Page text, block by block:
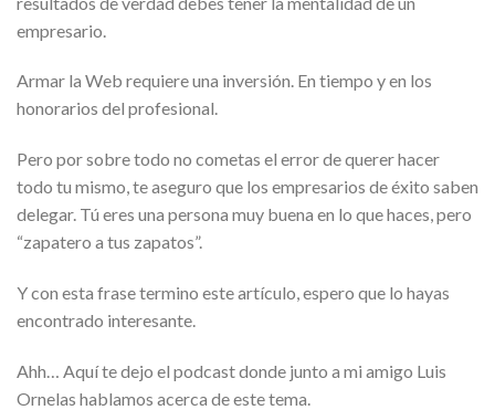
empresario.
Armar la Web requiere una inversión. En tiempo y en los
honorarios del profesional.
Pero por sobre todo no cometas el error de querer hacer
todo tu mismo, te aseguro que los empresarios de éxito saben
delegar. Tú eres una persona muy buena en lo que haces, pero
“zapatero a tus zapatos”.
Y con esta frase termino este artículo, espero que lo hayas
encontrado interesante.
Ahh… Aquí te dejo el podcast donde junto a mi amigo Luis
Ornelas hablamos acerca de este tema.